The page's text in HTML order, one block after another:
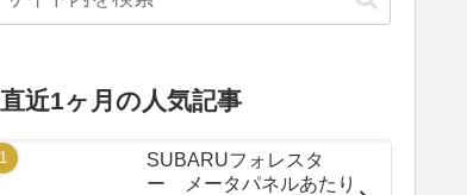
直近1ヶ月の人気記事
SUBARUフォレスタ
ー メータパネルあたり